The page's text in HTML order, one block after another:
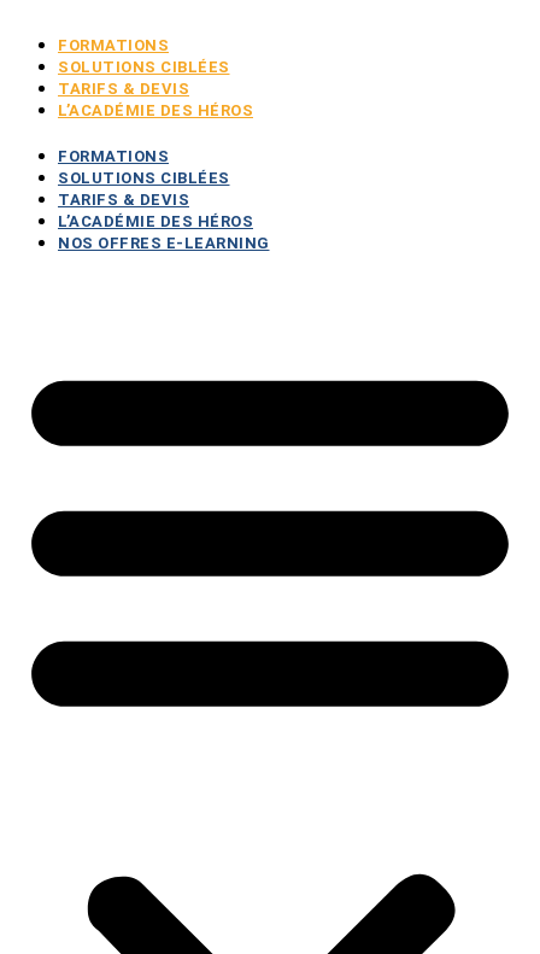
FORMATIONS
SOLUTIONS CIBLÉES
TARIFS & DEVIS
L’ACADÉMIE DES HÉROS
FORMATIONS
SOLUTIONS CIBLÉES
TARIFS & DEVIS
L’ACADÉMIE DES HÉROS
NOS OFFRES E-LEARNING